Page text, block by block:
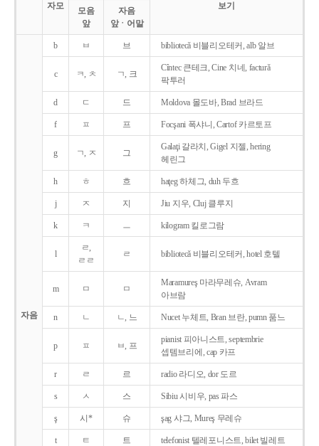
자모
보기
모음
앞
자음
앞ㆍ어말
자음
b ㅂ 브 bibliotecǎ 비블리오테커, alb 알브
c ㅋ, ㅊ ㄱ, 크
Cîntec 큰테크, Cine 치네, facturǎ
팍투러
d ㄷ 드 Moldova 몰도바, Brad 브라드
f ㅍ 프 Focşani 폭샤니, Cartof 카르토프
g ㄱ, ㅈ 그
Galaţi 갈라치, Gigel 지젤, hering
헤린그
h ㅎ 흐 haţeg 하체그, duh 두흐
j ㅈ 지 Jiu 지우, Cluj 클루지
k ㅋ ㅡ kilogram 킬로그람
l
ㄹ,
ㄹㄹ
ㄹ bibliotecǎ 비블리오테커, hotel 호텔
m ㅁ ㅁ
Maramureş 마라무레슈, Avram
아브람
n ㄴ ㄴ, 느 Nucet 누체트, Bran 브란, pumn 품느
p ㅍ ㅂ, 프
pianist 피아니스트, septembrie
셉템브리에, cap 카프
r ㄹ 르 radio 라디오, dor 도르
s ㅅ 스 Sibiu 시비우, pas 파스
ş 시* 슈 şag 샤그, Mureş 무레슈
t ㅌ 트 telefonist 텔레포니스트, bilet 빌레트